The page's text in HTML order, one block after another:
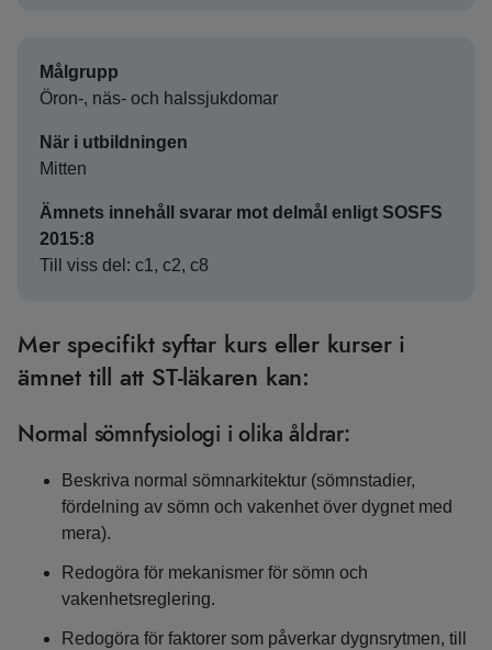
Målgrupp
Öron-, näs- och halssjukdomar
När i utbildningen
Mitten
Ämnets innehåll svarar mot delmål enligt SOSFS
2015:8
Till viss del: c1, c2, c8
Mer specifikt syftar kurs eller kurser i
ämnet till att ST-läkaren kan:
Normal sömnfysiologi i olika åldrar:
Beskriva normal sömnarkitektur (sömnstadier,
fördelning av sömn och vakenhet över dygnet med
mera).
Redogöra för mekanismer för sömn och
vakenhetsreglering.
Redogöra för faktorer som påverkar dygnsrytmen, till